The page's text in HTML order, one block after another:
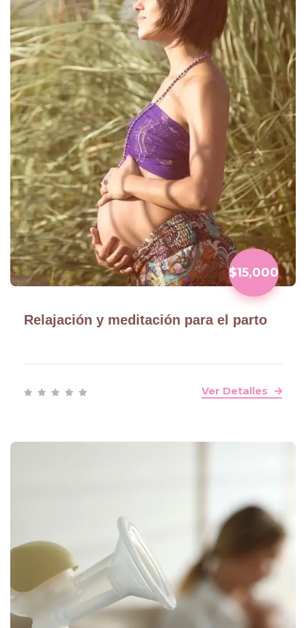
$15,000
Relajación y meditación para el parto
Ver Detalles